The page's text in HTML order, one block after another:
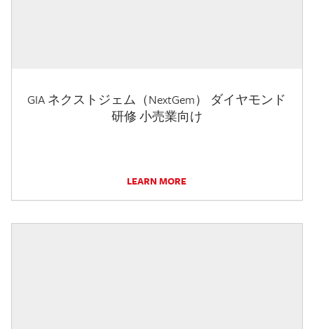
GIA ネクストジェム（NextGem） ダイヤモンド
研修 小売業向け
LEARN MORE